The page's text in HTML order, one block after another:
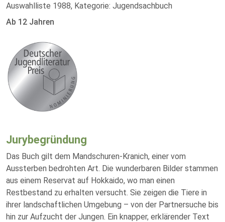
Auswahlliste 1988, Kategorie: Jugendsachbuch
Ab 12 Jahren
Jurybegründung
Das Buch gilt dem Mandschuren-Kranich, einer vom
Aussterben bedrohten Art. Die wunderbaren Bilder stammen
aus einem Reservat auf Hokkaido, wo man einen
Restbestand zu erhalten versucht. Sie zeigen die Tiere in
ihrer landschaftlichen Umgebung – von der Partnersuche bis
hin zur Aufzucht der Jungen. Ein knapper, erklärender Text